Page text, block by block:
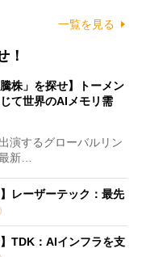
一覧を見る
！
株」を探せ】トーメン
て世界のAIメモリ需
演するグローバルリン
新…
レーザーテック：最先
TDK：AIインフラを支